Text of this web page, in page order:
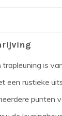
is
een rustieke
punten